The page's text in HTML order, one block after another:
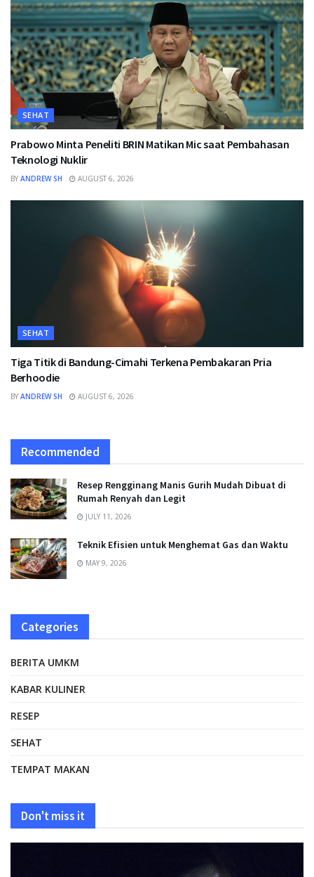
SEHAT
Prabowo Minta Peneliti BRIN Matikan Mic saat Pembahasan
Teknologi Nuklir
BY ANDREW SH AUGUST 6, 2026
SEHAT
Tiga Titik di Bandung-Cimahi Terkena Pembakaran Pria
Berhoodie
BY ANDREW SH AUGUST 6, 2026
Recommended
Resep Rengginang Manis Gurih Mudah Dibuat di
Rumah Renyah dan Legit
JULY 11, 2026
Teknik Efisien untuk Menghemat Gas dan Waktu
MAY 9, 2026
Categories
BERITA UMKM
KABAR KULINER
RESEP
SEHAT
TEMPAT MAKAN
Don't miss it